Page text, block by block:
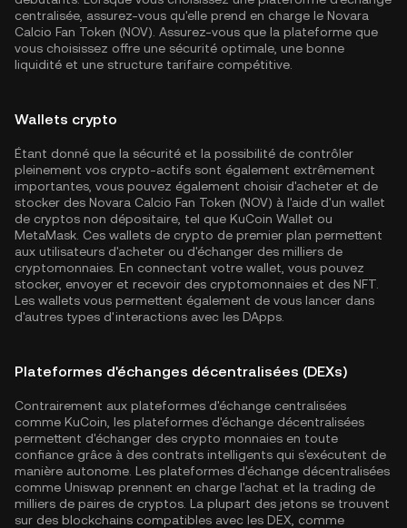
centralisée, assurez-vous qu'elle prend en charge le Novara
Calcio Fan Token (NOV). Assurez-vous que la plateforme que
vous choisissez offre une sécurité optimale, une bonne
liquidité et une structure tarifaire compétitive.
Wallets crypto
Étant donné que la sécurité et la possibilité de contrôler
pleinement vos crypto-actifs sont également extrêmement
importantes, vous pouvez également choisir d'acheter et de
stocker des Novara Calcio Fan Token (NOV) à l'aide d'un wallet
de cryptos non dépositaire, tel que KuCoin Wallet ou
MetaMask. Ces wallets de crypto de premier plan permettent
aux utilisateurs d'acheter ou d'échanger des milliers de
cryptomonnaies. En connectant votre wallet, vous pouvez
stocker, envoyer et recevoir des cryptomonnaies et des NFT.
Les wallets vous permettent également de vous lancer dans
d'autres types d'interactions avec les DApps.
Plateformes d'échanges décentralisées (DEXs)
Contrairement aux plateformes d'échange centralisées
comme KuCoin, les plateformes d'échange décentralisées
permettent d'échanger des crypto monnaies en toute
confiance grâce à des contrats intelligents qui s'exécutent de
manière autonome. Les plateformes d'échange décentralisées
comme Uniswap prennent en charge l'achat et la trading de
milliers de paires de cryptos. La plupart des jetons se trouvent
sur des blockchains compatibles avec les DEX, comme